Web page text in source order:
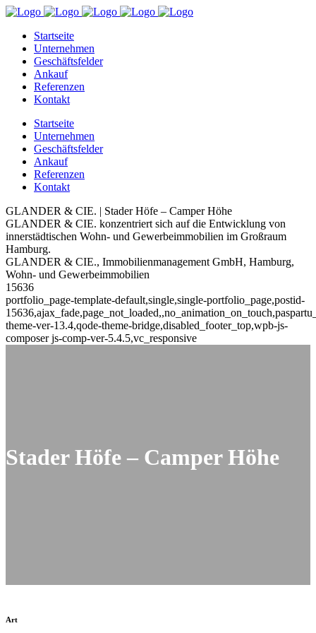
Startseite
Unternehmen
Geschäftsfelder
Ankauf
Referenzen
Kontakt
Startseite
Unternehmen
Geschäftsfelder
Ankauf
Referenzen
Kontakt
GLANDER & CIE. | Stader Höfe – Camper Höhe
GLANDER & CIE. konzentriert sich auf die Entwicklung von
innerstädtischen Wohn- und Gewerbeimmobilien im Großraum
Hamburg.
GLANDER & CIE., Immobilienmanagement GmbH, Hamburg,
Wohn- und Gewerbeimmobilien
15636
portfolio_page-template-default,single,single-portfolio_page,postid-
theme-ver-13.4,qode-theme-bridge,disabled_footer_top,wpb-js-
composer js-comp-ver-5.4.5,vc_responsive
Stader Höfe – Camper Höhe
Art